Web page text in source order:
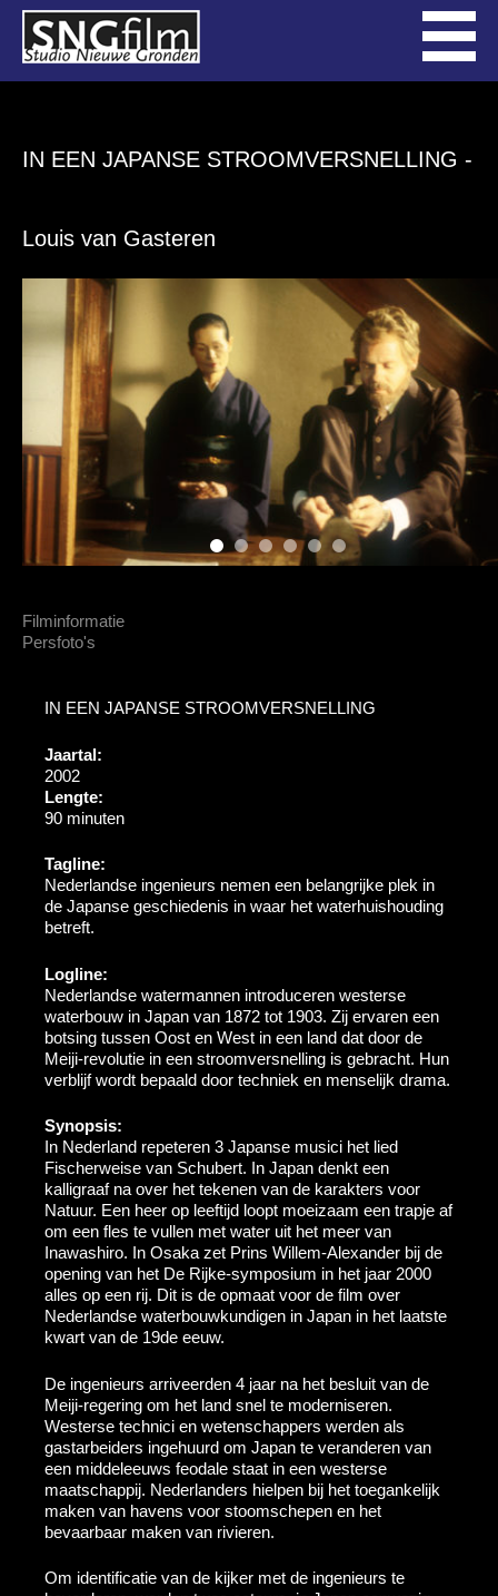
IN EEN JAPANSE STROOMVERSNELLING -
Louis van Gasteren
Filminformatie
Persfoto's
IN EEN JAPANSE STROOMVERSNELLING
Jaartal:
2002
Lengte:
90 minuten
Tagline:
Nederlandse ingenieurs nemen een belangrijke plek in
de Japanse geschiedenis in waar het waterhuishouding
betreft.
Logline:
Nederlandse watermannen introduceren westerse
waterbouw in Japan van 1872 tot 1903. Zij ervaren een
botsing tussen Oost en West in een land dat door de
Meiji-revolutie in een stroomversnelling is gebracht. Hun
verblijf wordt bepaald door techniek en menselijk drama.
Synopsis:
In Nederland repeteren 3 Japanse musici het lied
Fischerweise van Schubert. In Japan denkt een
kalligraaf na over het tekenen van de karakters voor
Natuur. Een heer op leeftijd loopt moeizaam een trapje af
om een fles te vullen met water uit het meer van
Inawashiro. In Osaka zet Prins Willem-Alexander bij de
opening van het De Rijke-symposium in het jaar 2000
alles op een rij. Dit is de opmaat voor de film over
Nederlandse waterbouwkundigen in Japan in het laatste
kwart van de 19de eeuw.
De ingenieurs arriveerden 4 jaar na het besluit van de
Meiji-regering om het land snel te moderniseren.
Westerse technici en wetenschappers werden als
gastarbeiders ingehuurd om Japan te veranderen van
een middeleeuws feodale staat in een westerse
maatschappij. Nederlanders hielpen bij het toegankelijk
maken van havens voor stoomschepen en het
bevaarbaar maken van rivieren.
Om identificatie van de kijker met de ingenieurs te